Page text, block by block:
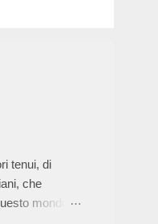
tenui, di
che
mondo